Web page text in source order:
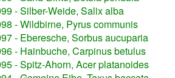
- Silber-Weide, Salix alba
- Wildbirne, Pyrus communis
- Eberesche, Sorbus aucuparia
- Hainbuche, Carpinus betulus
- Spitz-Ahorn, Acer platanoides